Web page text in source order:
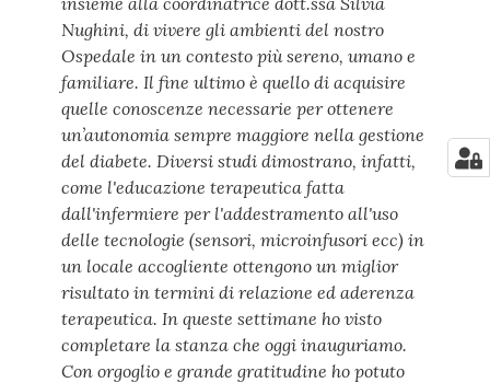
Nughini, di vivere gli ambienti del nostro
Ospedale in un contesto più sereno, umano e
familiare. Il fine ultimo è quello di acquisire
quelle conoscenze necessarie per ottenere
un’autonomia sempre maggiore nella gestione
del diabete. Diversi studi dimostrano, infatti,
come l'educazione terapeutica fatta
dall'infermiere per l'addestramento all'uso
delle tecnologie (sensori, microinfusori ecc) in
un locale accogliente ottengono un miglior
risultato in termini di relazione ed aderenza
terapeutica. In queste settimane ho visto
completare la stanza che oggi inauguriamo.
Con orgoglio e grande gratitudine ho potuto